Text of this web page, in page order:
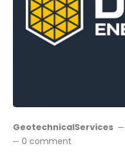
GeotechnicalServices
0 comment